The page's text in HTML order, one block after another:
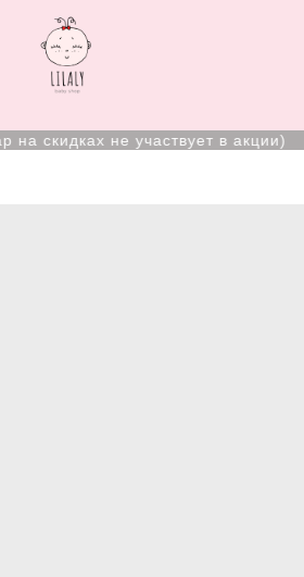
скидках не участвует в акции)